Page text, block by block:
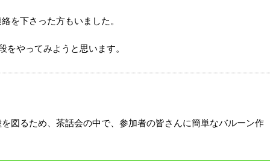
を下さった方もいました。
をやってみようと思います。
図るため、茶話会の中で、参加者の皆さんに簡単なバルーン作